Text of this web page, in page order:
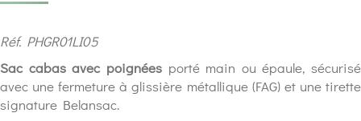
Réf. PHGR01LI05
Sac cabas avec poignéesporté main ou épaule, sécurisé
avec une fermeture à glissière métallique (FAG) et une tirette
signature Belansac.